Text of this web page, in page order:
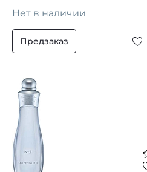
Нет в наличии
Предзаказ